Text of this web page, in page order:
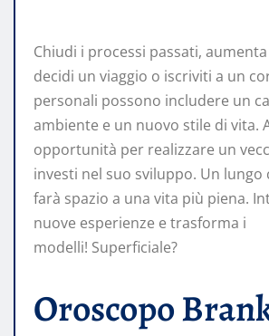
Chiudi i processi passati,
decidi un viaggio o iscriviti a un
personali possono includere un
ambiente e un nuovo stile di vita.
opportunità per realizzare un
investi nel suo sviluppo. Un lungo
farà spazio a una vita più piena.
nuove esperienze e trasforma i
modelli! Superficiale?
Oroscopo